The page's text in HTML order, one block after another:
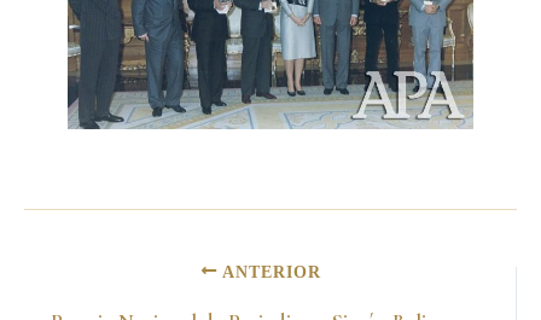
ANTERIOR